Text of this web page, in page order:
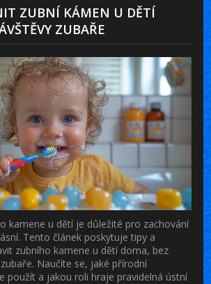
ZUBNÍ KÁMEN U DĚTÍ
ZUBAŘE
kamene u dětí je důležité pro zachování
Tento článek poskytuje tipy a
zubního kamene u dětí doma, bez
Naučíte se, jaké přírodní
použít a jakou roli hraje pravidelná ústní